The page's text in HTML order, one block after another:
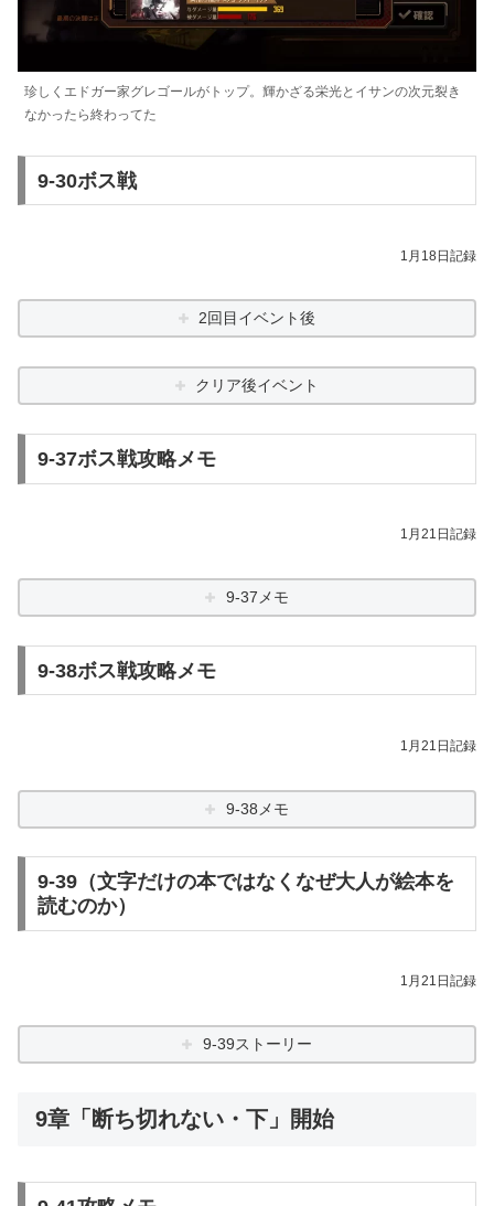
珍しくエドガー家グレゴールがトップ。輝かざる栄光とイサンの次元裂き
なかったら終わってた
9-30ボス戦
1月18日記録
2回目イベント後
クリア後イベント
9-37ボス戦攻略メモ
1月21日記録
9-37メモ
9-38ボス戦攻略メモ
1月21日記録
9-38メモ
9-39（文字だけの本ではなくなぜ大人が絵本を
読むのか）
1月21日記録
9-39ストーリー
9章「断ち切れない・下」開始